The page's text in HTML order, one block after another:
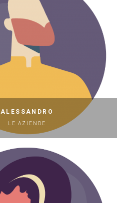
ALESSANDRO
LE AZIENDE